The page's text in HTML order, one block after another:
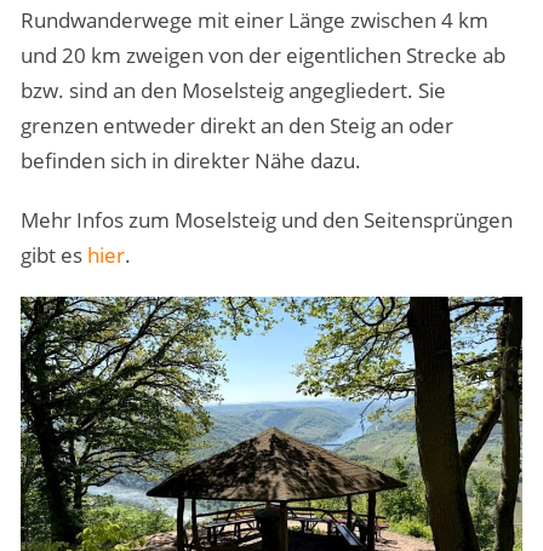
Rundwanderwege mit einer Länge zwischen 4 km
und 20 km zweigen von der eigentlichen Strecke ab
bzw. sind an den Moselsteig angegliedert. Sie
grenzen entweder direkt an den Steig an oder
befinden sich in direkter Nähe dazu.
Mehr Infos zum Moselsteig und den Seitensprüngen
gibt es hier.